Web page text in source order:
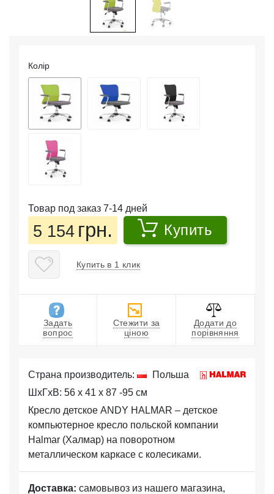
Колір
Товар под заказ 7-14 дней
5 154 грн. Купить
Купить в 1 клик
Задать
вопрос
Стежити за
ціною
Додати до
порівняння
Страна производитель:
Польша
ШхГхВ: 56 x 41 x 87 -95 см
Кресло детское ANDY HALMAR – детское
компьютерное кресло польской компании
Halmar (Халмар) на поворотном
металлическом каркасе с колесиками.
Доставка: самовывоз из нашего магазина,